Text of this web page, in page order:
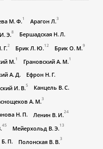
М. Ф. 1 Арагон Л.3
Э.8
Бершадская Н. Л.
Г.2 Брик Л. Ю. 12 Брик О. М.9
М. 1 Грановский А. М. 1
А. Д.
Ефрон Н. Г.
И. В.5
Канцель В. С.
А. М.3
Н. П. Ленин В. И.24
45 Мейерхольд В. Э. 13
П. Полонская В. В.3